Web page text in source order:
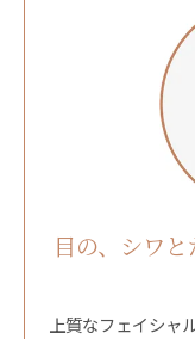
目の、シワ
上質なフェイシャ